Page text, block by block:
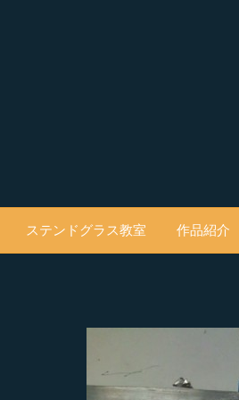
ステンドグラス教室 作品紹介